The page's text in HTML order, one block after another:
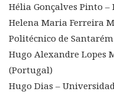
Hélia Gonçalves Pinto
Helena Maria Ferreira
Politécnico de
Hugo Alexandre Lopes
(Portugal)
Hugo Dias –